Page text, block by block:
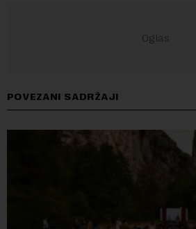
POVEZANI SADRŽAJI